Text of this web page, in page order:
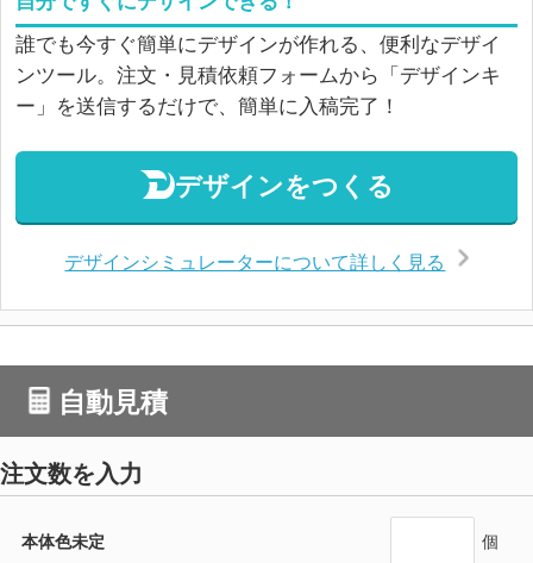
誰でも今すぐ簡単にデザインが作れる、便利なデザイ
ンツール。注文・見積依頼フォームから「デザインキ
ー」を送信するだけで、簡単に入稿完了！
デザインをつくる
デザインシミュレーターについて詳しく見る
自動見積
注文数を入力
本体色未定 個